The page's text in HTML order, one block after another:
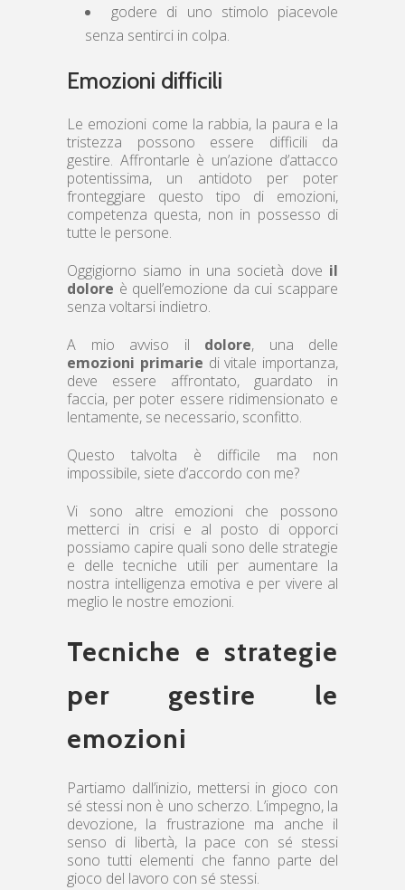
godere di uno stimolo piacevole
senza sentirci in colpa.
Emozioni difficili
Le emozioni come la rabbia, la paura e la
tristezza possono essere difficili da
gestire. Affrontarle è un’azione d’attacco
potentissima, un antidoto per poter
fronteggiare questo tipo di emozioni,
competenza questa, non in possesso di
tutte le persone.
Oggigiorno siamo in una società dove il
dolore è quell’emozione da cui scappare
senza voltarsi indietro.
A mio avviso il dolore, una delle
emozioni primarie di vitale importanza,
deve essere affrontato, guardato in
faccia, per poter essere ridimensionato e
lentamente, se necessario, sconfitto.
Questo talvolta è difficile ma non
impossibile, siete d’accordo con me?
Vi sono altre emozioni che possono
metterci in crisi e al posto di opporci
possiamo capire quali sono delle strategie
e delle tecniche utili per aumentare la
nostra intelligenza emotiva e per vivere al
meglio le nostre emozioni.
Tecniche e strategie
per gestire le
emozioni
Partiamo dall’inizio, mettersi in gioco con
sé stessi non è uno scherzo. L’impegno, la
devozione, la frustrazione ma anche il
senso di libertà, la pace con sé stessi
sono tutti elementi che fanno parte del
gioco del lavoro con sé stessi.